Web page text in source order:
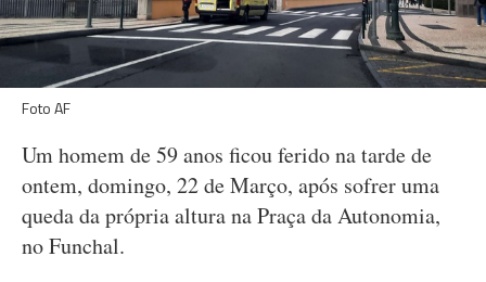
Foto AF
Um homem de 59 anos ficou ferido na tarde de
ontem, domingo, 22 de Março, após sofrer uma
queda da própria altura na Praça da Autonomia,
no Funchal.